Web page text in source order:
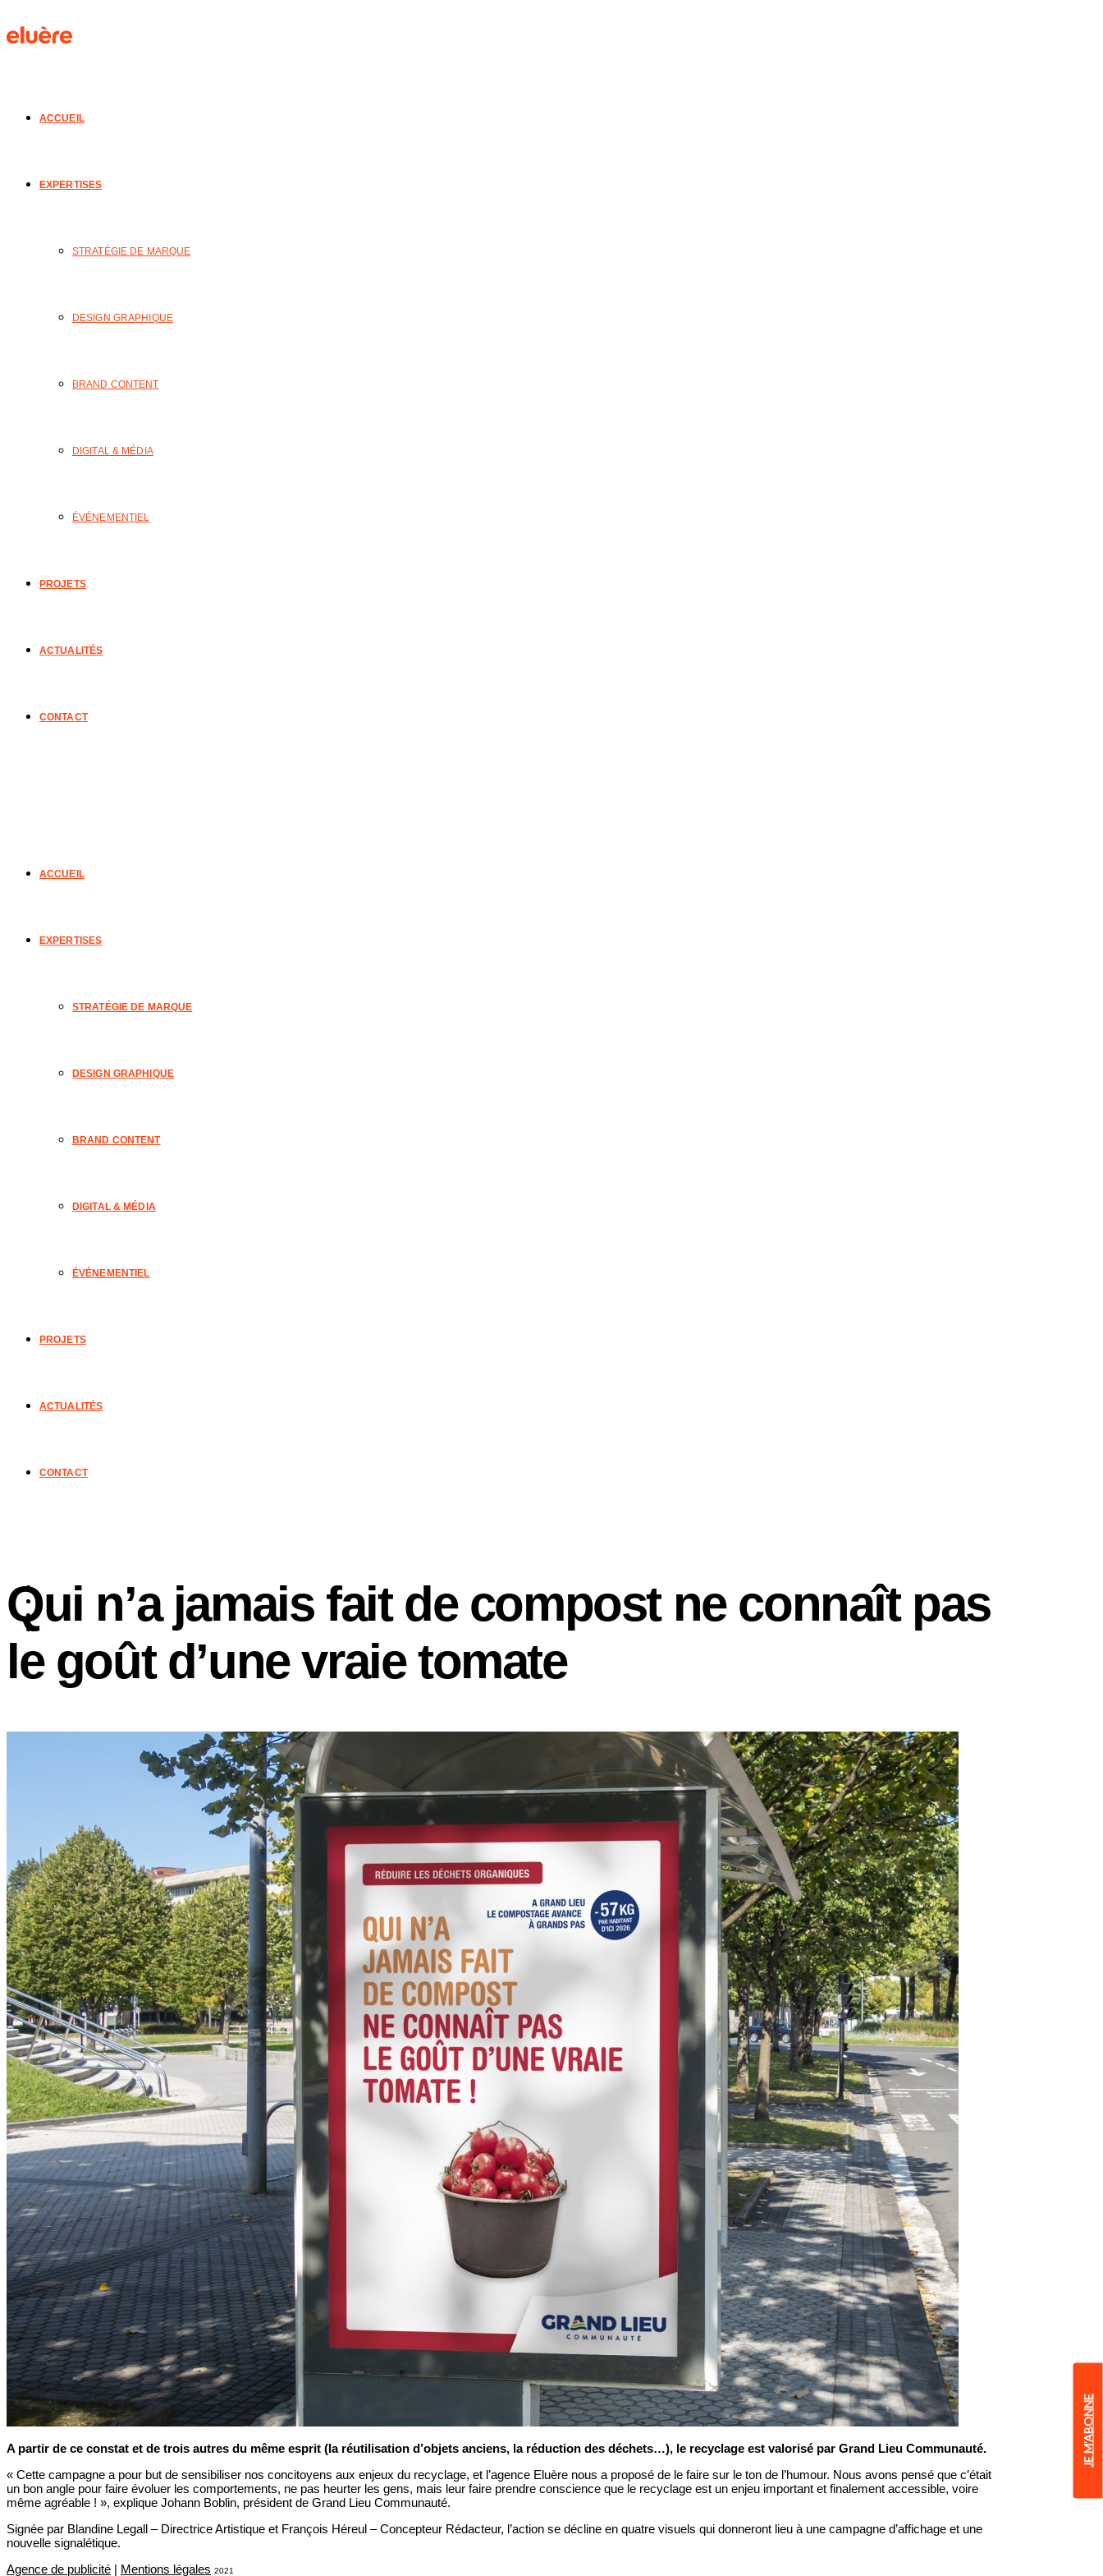
ACCUEIL
EXPERTISES
STRATÉGIE DE MARQUE
DESIGN GRAPHIQUE
BRAND CONTENT
DIGITAL & MÉDIA
ÉVÉNEMENTIEL
PROJETS
ACTUALITÉS
CONTACT
ACCUEIL
EXPERTISES
STRATÉGIE DE MARQUE
DESIGN GRAPHIQUE
BRAND CONTENT
DIGITAL & MÉDIA
ÉVÉNEMENTIEL
PROJETS
ACTUALITÉS
CONTACT
Qui n’a jamais fait de compost ne connaît pas
le goût d’une vraie tomate
A partir de ce constat et de trois autres du même esprit (la réutilisation d’objets anciens, la réduction des déchets…), le recyclage est valorisé par Grand Lieu Communauté.
« Cette campagne a pour but de sensibiliser nos concitoyens aux enjeux du recyclage, et l’agence Eluère nous a proposé de le faire sur le ton de l’humour. Nous avons pensé que c’était
un bon angle pour faire évoluer les comportements, ne pas heurter les gens, mais leur faire prendre conscience que le recyclage est un enjeu important et finalement accessible, voire
même agréable ! », explique Johann Boblin, président de Grand Lieu Communauté.
Signée par Blandine Legall – Directrice Artistique et François Héreul – Concepteur Rédacteur, l’action se décline en quatre visuels qui donneront lieu à une campagne d’affichage et une
nouvelle signalétique.
Agence de publicité | Mentions légales 2021
JE M'ABONNE